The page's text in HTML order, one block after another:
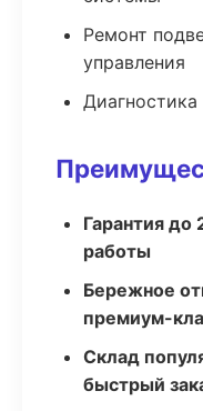
Ремонт
управления
Гарантия до
работы
Бережное
премиум-
Склад
быстрый